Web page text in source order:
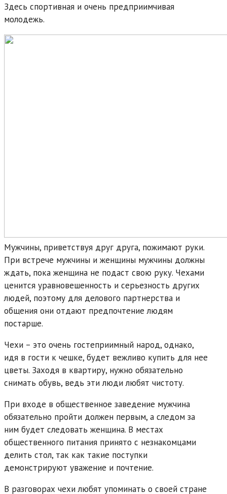
Здесь спортивная и очень предприимчивая
молодежь.
Мужчины, приветствуя друг друга, пожимают руки.
При встрече мужчины и женщины мужчины должны
ждать, пока женщина не подаст свою руку. Чехами
ценится уравновешенность и серьезность других
людей, поэтому для делового партнерства и
общения они отдают предпочтение людям
постарше.
Чехи – это очень гостеприимный народ, однако,
идя в гости к чешке, будет вежливо купить для нее
цветы. Заходя в квартиру, нужно обязательно
снимать обувь, ведь эти люди любят чистоту.
При входе в общественное заведение мужчина
обязательно пройти должен первым, а следом за
ним будет следовать женщина. В местах
общественного питания принято с незнакомцами
делить стол, так как такие поступки
демонстрируют уважение и почтение.
В разговорах чехи любят упоминать о своей стране